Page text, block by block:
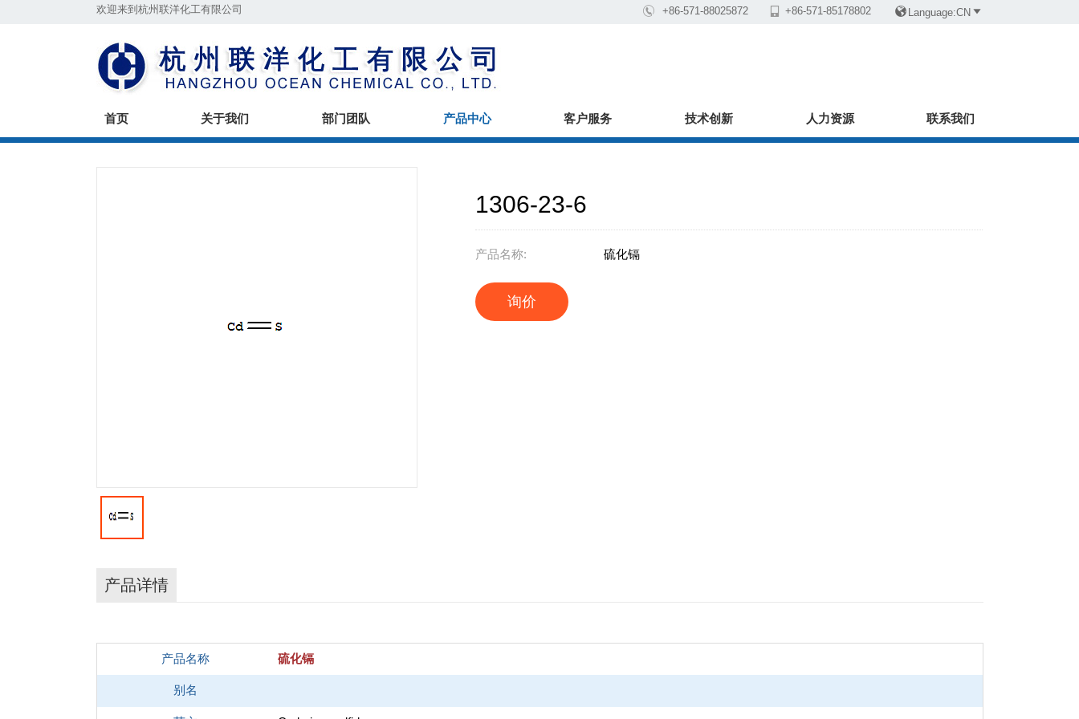
欢迎来到杭州联洋化工有限公司  +86-571-88025872  +86-571-85178802  Language:CN
首页 关于我们 部门团队 产品中心 客户服务 技术创新 人力资源 联系我们
1306-23-6
产品名称: 硫化镉
询价
产品详情
产品名称 硫化镉
别名